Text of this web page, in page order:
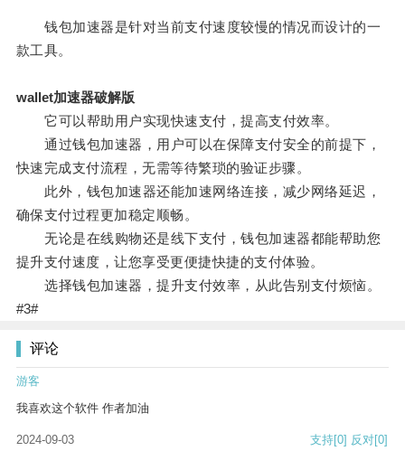
钱包加速器是针对当前支付速度较慢的情况而设计的一
款工具。
wallet加速器破解版
它可以帮助用户实现快速支付，提高支付效率。
通过钱包加速器，用户可以在保障支付安全的前提下，
快速完成支付流程，无需等待繁琐的验证步骤。
此外，钱包加速器还能加速网络连接，减少网络延迟，
确保支付过程更加稳定顺畅。
无论是在线购物还是线下支付，钱包加速器都能帮助您
提升支付速度，让您享受更便捷快捷的支付体验。
选择钱包加速器，提升支付效率，从此告别支付烦恼。
#3#
评论
游客
我喜欢这个软件 作者加油
2024-09-03 支持[0] 反对[0]